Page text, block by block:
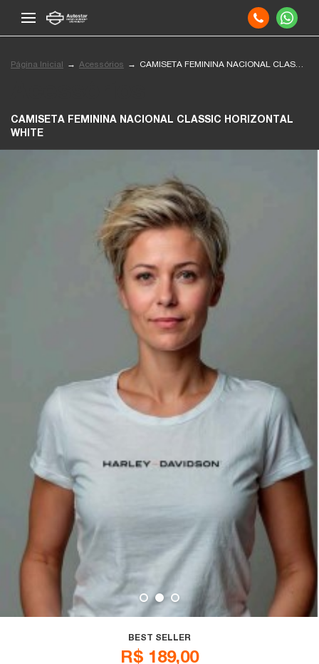
Página Inicial Acessórios CAMISETA FEMININA NACIONAL CLASSIC HORIZONTAL WHITE
CAMISETA FEMININA NACIONAL CLASSIC HORIZONTAL
WHITE
BEST SELLER
R$ 189,00